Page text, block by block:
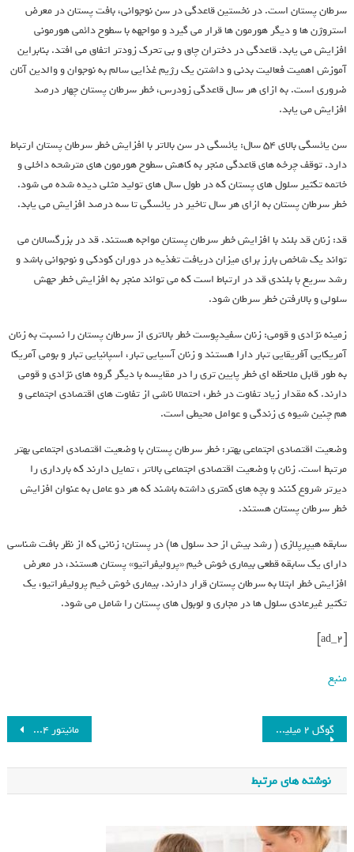
سرطان پستان است. در نخستین قاعدگی در سن نوجوانی، بافت پستان در معرض
استروژن ها و دیگر هورمون ها قرار می گیرد و مواجهه با سطوح دائمی هورمونی
افزایش می یابد. قاعدگی در دختران چاق و بی تحرک زودتر اتفاق می افتد. بنابراین
آموزش اهمیت فعالیت بدنی و داشتن یک رژیم غذایی سالم به نوجوان و والدین آنان
ضروری است. به ازای هر سال قاعدگی زودرس، خطر سرطان پستان چهار درصد
افزایش می یابد.
سن یائسگی بالای 54 سال: یائسگی در سن بالاتر با افزایش خطر سرطان پستان ارتباط
دارد. توقف چرخه های قاعدگی منجر به کاهش سطوح هورمون های مترشحه داخلی و
خاتمه تکثیر سلول های پستان که در طول سال های تولید مثلی دیده شده می شود.
خطر سرطان پستان به ازای هر سال تاخیر در یائسگی تا سه درصد افزایش می یابد.
قد: زنان قد بلند با افزایش خطر سرطان پستان مواجه هستند. قد در بزرگسالان می
تواند یک شاخص بارز برای میزان دریافت تغذیه در دوران کودکی و نوجوانی باشد و
رشد سریع با بلندی قد در ارتباط است که می تواند منجر به افزایش خطر جهش
سلولی و بالارفتن خطر سرطان شود.
زمینه نژادی و قومی: زنان سفیدپوست خطر بالاتری از سرطان پستان را نسبت به زنان
آمریکایی آفریقایی تبار دارا هستند و زنان آسیایی تبار، اسپانیایی تبار و بومی آمریکا
به طور قابل ملاحظه ای خطر پایین تری را در مقایسه با دیگر گروه های نژادی و قومی
دارند. که مقدار زیاد تفاوت در خطر، احتمالا ناشی از تفاوت های اقتصادی اجتماعی و
هم چنین شیوه ی زندگی و عوامل محیطی است.
وضعیت اقتصادی اجتماعی بهتر: خطر سرطان پستان با وضعیت اقتصادی اجتماعی بهتر
مرتبط است. زنان با وضعیت اقتصادی اجتماعی بالاتر ، تمایل دارند که بارداری را
دیرتر شروع کنند و بچه های کمتری داشته باشند که هر دو عامل به عنوان افزایش
خطر سرطان پستان هستند.
سابقه هیپرپلازی ( رشد بیش از حد سلول ها) در پستان: زنانی که از نظر بافت شناسی
دارای یک سابقه قطعی بیماری خوش خیم «پرولیفراتیو» پستان هستند، در معرض
افزایش خطر ابتلا به سرطان پستان قرار دارند. بیماری خوش خیم پرولیفراتیو، یک
تکثیر غیرعادی سلول ها در مجاری و لوبول های پستان را شامل می شود.
[ad_2]
منبع
مانیتور ۲۴ اینچی MSI نرخ نوسازی ۱۸۰ هرتز دارد گوگل ۲ میلیارد دلار در شرکت رقیب OpenAI سرمایه‌گذاری می‌کند
نوشته های مرتبط